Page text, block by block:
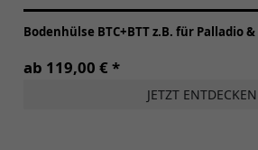
Bodenhülse BTC+BTT z.B. für Palladio
ab 119,00 € *
JETZT ENTDECKEN